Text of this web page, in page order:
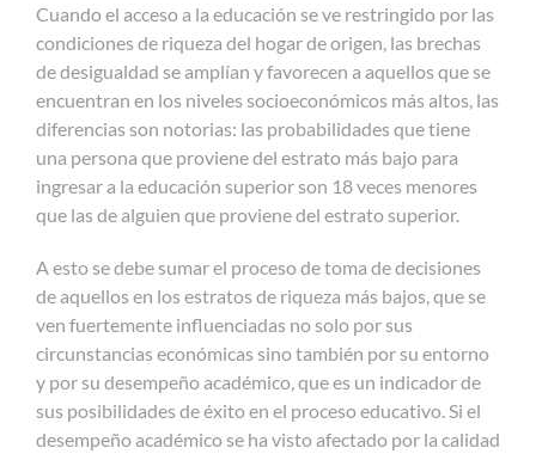
Cuando el acceso a la educación se ve restringido por las
condiciones de riqueza del hogar de origen, las brechas
de desigualdad se amplían y favorecen a aquellos que se
encuentran en los niveles socioeconómicos más altos, las
diferencias son notorias: las probabilidades que tiene
una persona que proviene del estrato más bajo para
ingresar a la educación superior son 18 veces menores
que las de alguien que proviene del estrato superior.
A esto se debe sumar el proceso de toma de decisiones
de aquellos en los estratos de riqueza más bajos, que se
ven fuertemente influenciadas no solo por sus
circunstancias económicas sino también por su entorno
y por su desempeño académico, que es un indicador de
sus posibilidades de éxito en el proceso educativo. Si el
desempeño académico se ha visto afectado por la calidad